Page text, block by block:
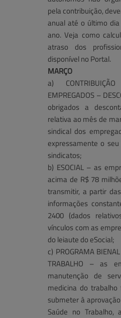
pela contribuição,
anual até o último
ano. Veja como
atraso dos
disponível no Portal.
MARÇO
a)
EMPREGADOS –
obrigados a
relativa ao mês de
sindical dos
expressamente o
sindicatos;
b) ESOCIAL – as
acima de R$ 78
transmitir, a partir
informações
2400 (dados
vínculos com as
do leiaute do eSocial;
c) PROGRAMA
TRABALHO – as
manutenção de
medicina do
submeter à
Saúde no